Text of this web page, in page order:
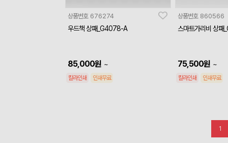
상품번호 676274
우드책 상패_G4078-A
85,000원 ~
칼라인쇄 인쇄무료
상품번호 860566
스마트가리비 상패
75,500원 ~
칼라인쇄 인쇄무료
1